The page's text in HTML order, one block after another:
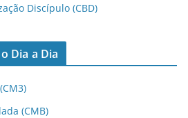
Discípulo (CBD)
Dia a Dia
(CMB)